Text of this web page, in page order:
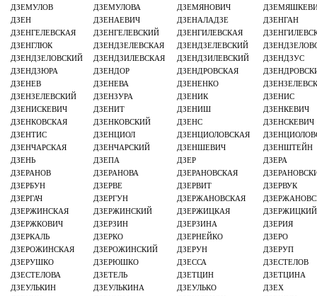
ДЗЕМУЛОВ
ДЗЕМУЛОВА ДЗЕМЯНОВИЧ
ДЗЕН
ДЗЕНАЕВИЧ ДЗЕНАЛАДЗЕ
ДЗЕНГАН
ДЗЕНГЕЛЕВСКАЯ
ДЗЕНГЕЛЕВСКИЙ ДЗЕНГИЛЕВСКАЯ
ДЗЕНГЛЮК
ДЗЕНДЗЕЛЕВСКАЯ ДЗЕНДЗЕЛЕВСКИЙ
ДЗЕНДЗЕЛОВСКИЙ
ДЗЕНДЗИЛЕВСКАЯ ДЗЕНДЗИЛЕВСКИЙ
ДЗЕНДЗУС
ДЗЕНДЗЮРА
ДЗЕНДОР ДЗЕНДРОВСКАЯ
ДЗЕНЕВ
ДЗЕНЕВА ДЗЕНЕНКО
ДЗЕНЗЕЛЕВСКИЙ
ДЗЕНЗУРА ДЗЕНИК
ДЗЕНИС
ДЗЕНИСКЕВИЧ
ДЗЕНИТ ДЗЕНИШ
ДЗЕНКЕВИЧ
ДЗЕНКОВСКАЯ
ДЗЕНКОВСКИЙ ДЗЕНС
ДЗЕНСКЕВИЧ
ДЗЕНТИС
ДЗЕНЦИОЛ ДЗЕНЦИОЛОВСКАЯ
ДЗЕНЧАРСКАЯ
ДЗЕНЧАРСКИЙ ДЗЕНШЕВИЧ
ДЗЕНШТЕЙН
ДЗЕНЬ
ДЗЕПА ДЗЕР
ДЗЕРА
ДЗЕРАНОВ
ДЗЕРАНОВА ДЗЕРАНОВСКАЯ
ДЗЕРБУН
ДЗЕРВЕ ДЗЕРВИТ
ДЗЕРВУК
ДЗЕРГАЧ
ДЗЕРГУН ДЗЕРЖАНОВСКАЯ
ДЗЕРЖИНСКАЯ
ДЗЕРЖИНСКИЙ ДЗЕРЖИЦКАЯ
ДЗЕРЖИЦКИЙ
ДЗЕРЖКОВИЧ
ДЗЕРЗИН ДЗЕРЗИНА
ДЗЕРИЯ
ДЗЕРКАЛЬ
ДЗЕРКО ДЗЕРНЕЙКО
ДЗЕРО
ДЗЕРОЖИНСКАЯ
ДЗЕРОЖИНСКИЙ ДЗЕРУН
ДЗЕРУП
ДЗЕРУШКО
ДЗЕРЮШКО ДЗЕССА
ДЗЕСТЕЛОВ
ДЗЕСТЕЛОВА
ДЗЕТЕЛЬ ДЗЕТЦИН
ДЗЕТЦИНА
ДЗЕУЛЬКИН
ДЗЕУЛЬКИНА ДЗЕУЛЬКО
ДЗЕХ